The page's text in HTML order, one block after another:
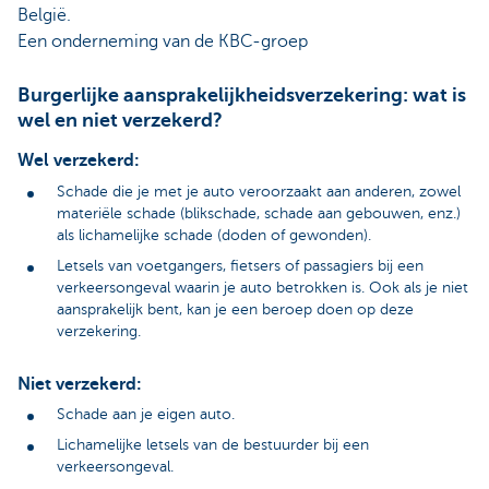
België.
Een onderneming van de KBC-groep
Burgerlijke aansprakelijkheidsverzekering: wat is
wel en niet verzekerd?
Wel verzekerd:
Schade die je met je auto veroorzaakt aan anderen, zowel
materiële schade (blikschade, schade aan gebouwen, enz.)
als lichamelijke schade (doden of gewonden).
Letsels van voetgangers, fietsers of passagiers bij een
verkeersongeval waarin je auto betrokken is. Ook als je niet
aansprakelijk bent, kan je een beroep doen op deze
verzekering.
Niet verzekerd:
Schade aan je eigen auto.
Lichamelijke letsels van de bestuurder bij een
verkeersongeval.